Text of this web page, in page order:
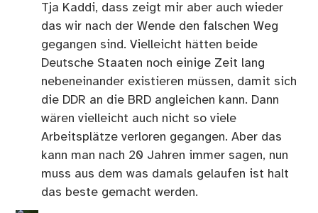
Tja Kaddi, dass zeigt mir aber auch wieder
das wir nach der Wende den falschen Weg
gegangen sind. Vielleicht hätten beide
Deutsche Staaten noch einige Zeit lang
nebeneinander existieren müssen, damit sich
die DDR an die BRD angleichen kann. Dann
wären vielleicht auch nicht so viele
Arbeitsplätze verloren gegangen. Aber das
kann man nach 20 Jahren immer sagen, nun
muss aus dem was damals gelaufen ist halt
das beste gemacht werden.